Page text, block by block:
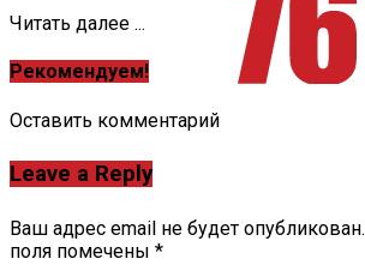
Читать далее ...
Рекомендуем!
Оставить комментарий
Leave a Reply
Ваш адрес email не будет опубликован.
поля помечены *